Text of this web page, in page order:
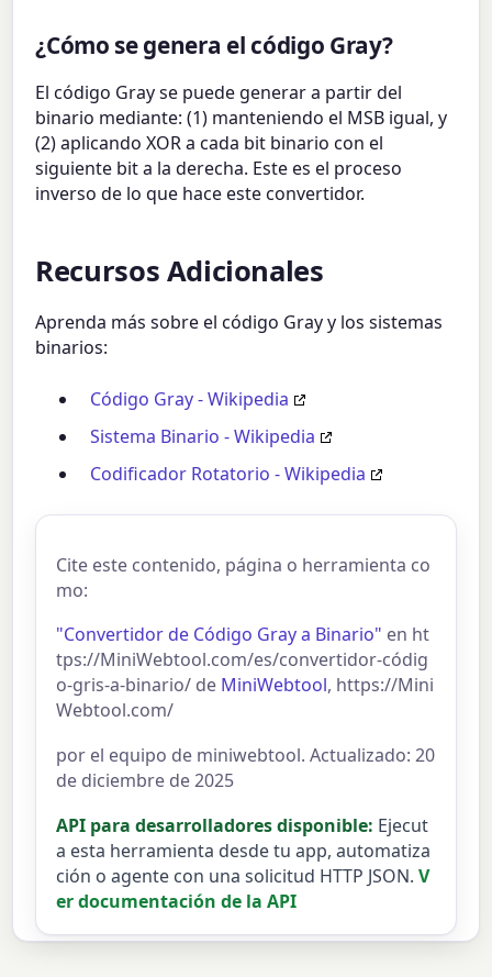
¿Cómo se genera el código Gray?
El código Gray se puede generar a partir del
binario mediante: (1) manteniendo el MSB igual, y
(2) aplicando XOR a cada bit binario con el
siguiente bit a la derecha. Este es el proceso
inverso de lo que hace este convertidor.
Recursos Adicionales
Aprenda más sobre el código Gray y los sistemas
binarios:
Código Gray - Wikipedia
Sistema Binario - Wikipedia
Codificador Rotatorio - Wikipedia
Cite este contenido, página o herramienta co
mo:
"Convertidor de Código Gray a Binario" en ht
tps://MiniWebtool.com/es/convertidor-códig
o-gris-a-binario/ de MiniWebtool, https://Mini
Webtool.com/
por el equipo de miniwebtool. Actualizado: 20
de diciembre de 2025
API para desarrolladores disponible: Ejecut
a esta herramienta desde tu app, automatiza
ción o agente con una solicitud HTTP JSON. V
er documentación de la API